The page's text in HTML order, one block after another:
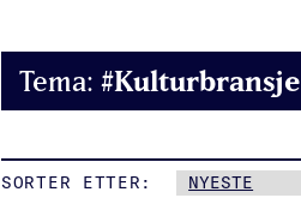
Tema: #Kulturbransje
SORTER ETTER: